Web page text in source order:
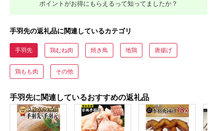
ポイントがお得にもらえるって知ってましたか？
手羽先の返礼品に関連しているカテゴリ
手羽先 鶏むね肉 焼き鳥 地鶏 唐揚げ
鶏もも肉 その他
手羽先に関連しているおすすめの返礼品